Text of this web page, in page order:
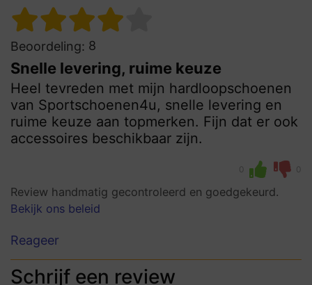
Beoordeling: 8
Snelle levering, ruime keuze
Heel tevreden met mijn hardloopschoenen
van Sportschoenen4u, snelle levering en
ruime keuze aan topmerken. Fijn dat er ook
accessoires beschikbaar zijn.
0 0
Review handmatig gecontroleerd en goedgekeurd.
Bekijk ons beleid
Reageer
Schrijf een review